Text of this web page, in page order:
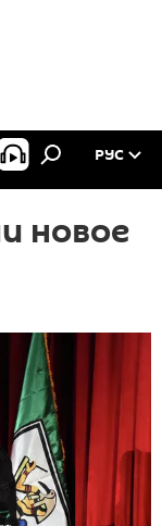
РУС
новое